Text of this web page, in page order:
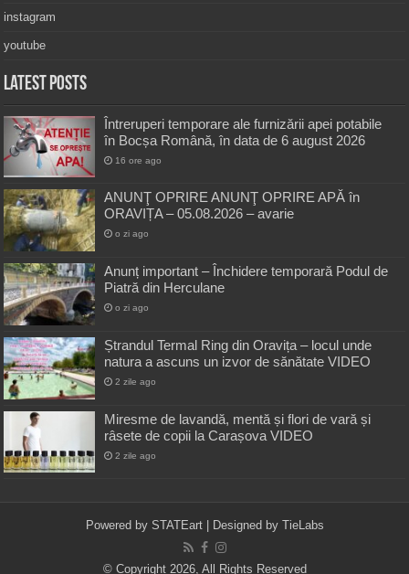
instagram
youtube
Latest Posts
Întreruperi temporare ale furnizării apei potabile
în Bocșa Română, în data de 6 august 2026
16 ore ago
ANUNŢ OPRIRE ANUNŢ OPRIRE APĂ în
ORAVIȚA – 05.08.2026 – avarie
o zi ago
Anunț important – Închidere temporară Podul de
Piatră din Herculane
o zi ago
Ștrandul Termal Ring din Oravița – locul unde
natura a ascuns un izvor de sănătate VIDEO
2 zile ago
Miresme de lavandă, mentă și flori de vară și
râsete de copii la Carașova VIDEO
2 zile ago
Powered by STATEart| Designed by TieLabs
© Copyright 2026, All Rights Reserved